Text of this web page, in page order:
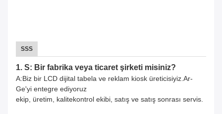
SSS
1. S: Bir fabrika veya ticaret şirketi misiniz?
A:Biz bir LCD dijital tabela ve reklam kiosk üreticisiyiz.Ar-
Ge'yi entegre ediyoruz
ekip, üretim, kalitekontrol ekibi, satış ve satış sonrası servis.